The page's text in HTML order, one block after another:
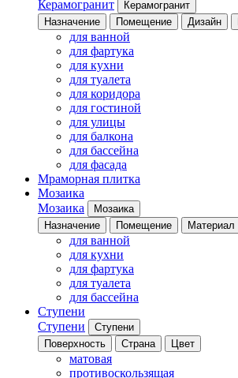
Керамогранит
Керамогранит
Назначение
Помещение Дизайн
для ванной
для фартука
для кухни
для туалета
для коридора
для гостиной
для улицы
для балкона
для бассейна
для фасада
Мраморная плитка
Мозаика
Мозаика
Мозаика
Назначение
Помещение Материал
для ванной
для кухни
для фартука
для туалета
для бассейна
Ступени
Ступени
Ступени
Поверхность
Страна Цвет
матовая
противоскользящая